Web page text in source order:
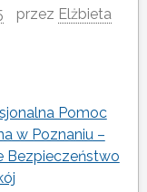
przez Elżbieta
Pomoc
w Poznaniu –
Bezpieczeństwo